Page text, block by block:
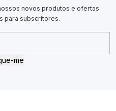
novos produtos e ofertas
para subscritores.
me